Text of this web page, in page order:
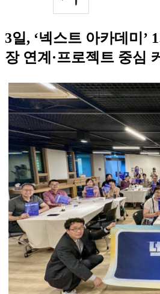
3일, ‘넥스트 아카데미’
장 연계·프로젝트 중심